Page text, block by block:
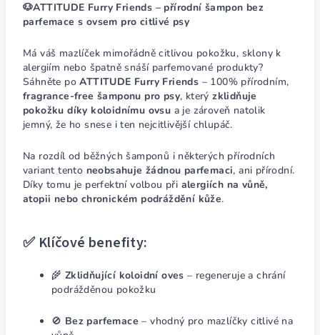
🐶ATTITUDE Furry Friends – přírodní šampon bez
parfemace s ovsem pro citlivé psy
Má váš mazlíček mimořádně citlivou pokožku, sklony k
alergiím nebo špatně snáší parfemované produkty?
Sáhněte poATTITUDE Furry Friends – 100% přírodním,
fragrance-free šamponu pro psy, kterýzklidňuje
pokožku díky koloidnímu ovsu a je zároveň natolik
jemný, že ho snese i ten nejcitlivější chlupáč.
Na rozdíl od běžných šamponů i některých přírodních
variant tento neobsahuje žádnou parfemaci, ani přírodní.
Díky tomu je perfektní volbou při alergiích na vůně,
atopii nebo chronickém podráždění kůže.
✅ Klíčové benefity:
🌾 Zklidňující koloidní oves – regeneruje a chrání
podrážděnou pokožku
🚫 Bez parfemace – vhodný pro mazlíčky citlivé na